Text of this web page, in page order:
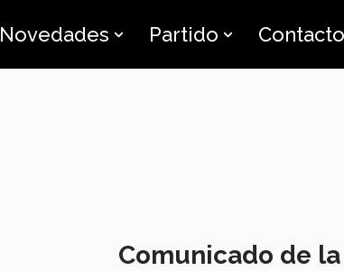
Novedades Partido Contacto
Comunicado de